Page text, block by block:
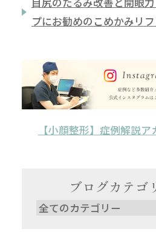
プにお勧めのこめかみリ
【小顔整形】症例解説
ブログカテゴ